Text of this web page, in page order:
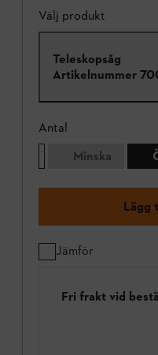
Välj produkt
Teleskopsåg
Artikelnummer
Antal
Minska
Lägg
Jämför
Fri frakt vid